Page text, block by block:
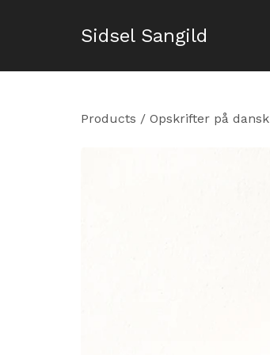
Sidsel Sangild
Products / Opskrifter på dansk